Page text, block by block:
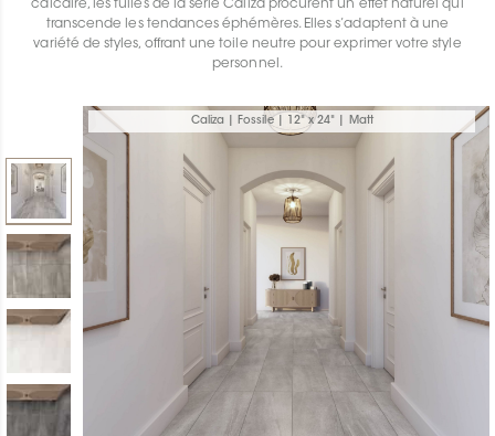
Trouver
un
détaillant
calcaire, les tuiles de la série Caliza procurent un effet naturel qui
transcende les tendances éphémères. Elles s’adaptent à une
variété de styles, offrant une toile neutre pour exprimer votre style
personnel.
Caliza | Fossile | 12" x 24" | Matt